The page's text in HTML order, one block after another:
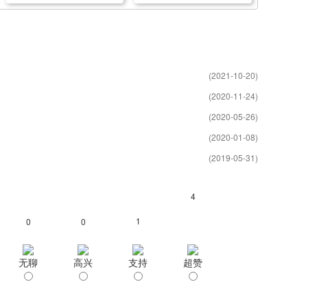
设立外商投资企业怎么办理
市设立外商投资企业
(2021-10-20)
(2020-11-24)
(2020-05-26)
(2020-01-08)
(2019-05-31)
0
无聊
0
高兴
1
支持
4
超赞